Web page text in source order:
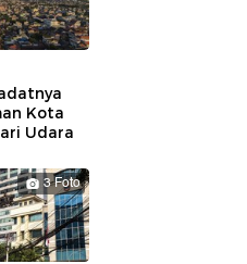
Kota
Udara
3 Foto